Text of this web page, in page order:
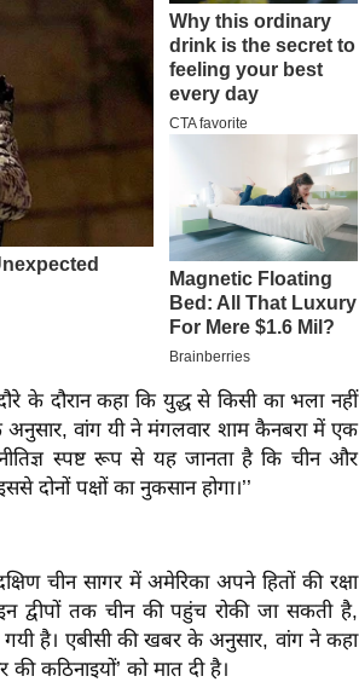
के दौरान कहा कि युद्ध से किसी का भला नहीं
अनुसार, वांग यी ने मंगलवार शाम कैनबरा में एक
स्पष्ट रूप से यह जानता है कि चीन और
दोनों पक्षों का नुकसान होगा।’’
चीन सागर में अमेरिका अपने हितों की रक्षा
द्वीपों तक चीन की पहुंच रोकी जा सकती है,
है। एबीसी की खबर के अनुसार, वांग ने कहा
कठिनाइयों’ को मात दी है।